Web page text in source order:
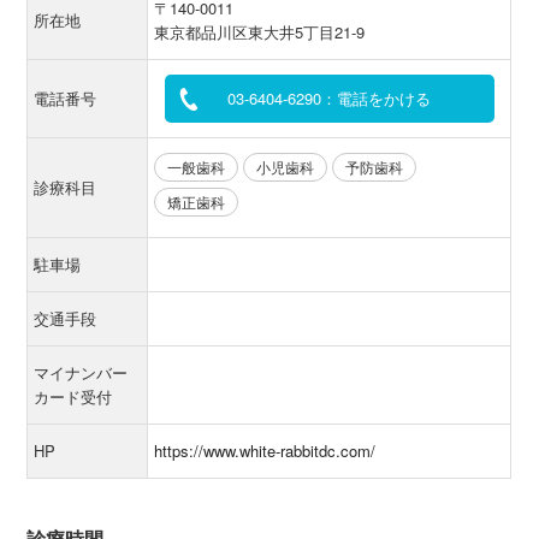
所在地
〒140-0011
東京都品川区東大井5丁目21‐9
電話番号 03-6404-6290：電話をかける
診療科目
一般歯科 小児歯科
予防歯科
矯正歯科
駐車場
交通手段
マイナンバー
カード受付
HP https://www.white-rabbitdc.com/